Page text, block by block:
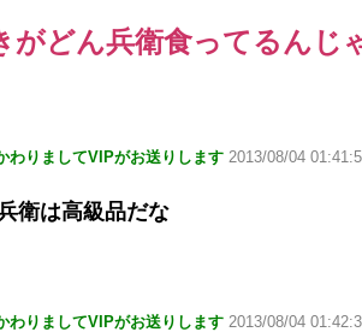
がどん兵衛食ってるんじ
わりましてVIPがお送りします 2013/08/04
衛は高級品だな
わりましてVIPがお送りします 2013/08/04